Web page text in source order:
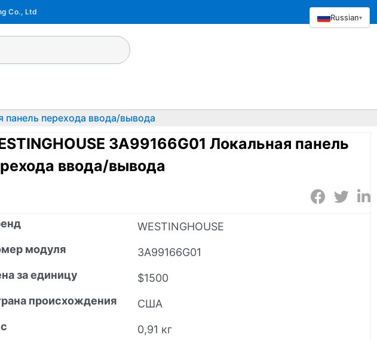
Co., Ltd
панель перехода ввода/вывода
3A99166G01 Локальная панель
ввода/вывода
WESTINGHOUSE
модуля
3A99166G01
за единицу
$1500
происхождения
США
0,91 кг
Russian▾